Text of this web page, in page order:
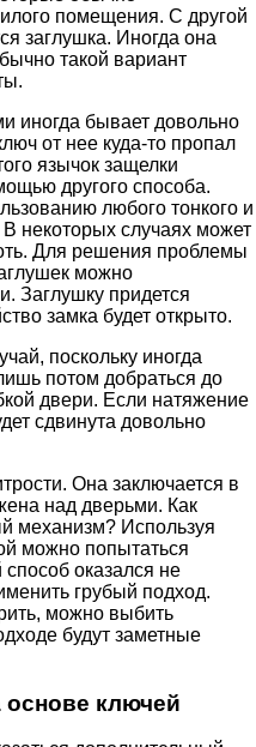
помещения. С другой
заглушка. Иногда она
такой вариант
иногда бывает довольно
от нее куда-то пропал
язычок защелки
другого способа.
любого тонкого и
В некоторых случаях может
Для решения проблемы
можно
Заглушку придется
замка будет открыто.
поскольку иногда
потом добраться до
двери. Если натяжение
сдвинута довольно
Она заключается в
над дверьми. Как
механизм? Используя
можно попытаться
оказался не
грубый подход.
можно выбить
будут заметные
ключей